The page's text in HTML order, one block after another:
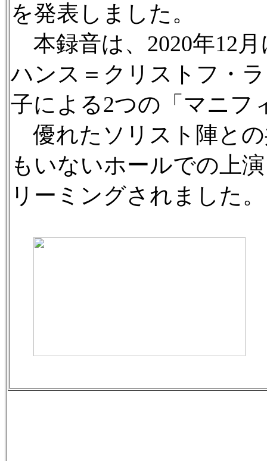
を発表しました。
本録音は、2020年12
ハンス＝クリストフ・
子による2つの「マニフ
優れたソリスト陣と
もいないホールでの上
リーミングされました。